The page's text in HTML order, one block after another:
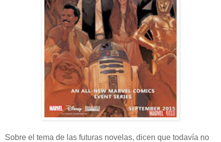
Sobre el tema de las futuras novelas, dicen que todavía no